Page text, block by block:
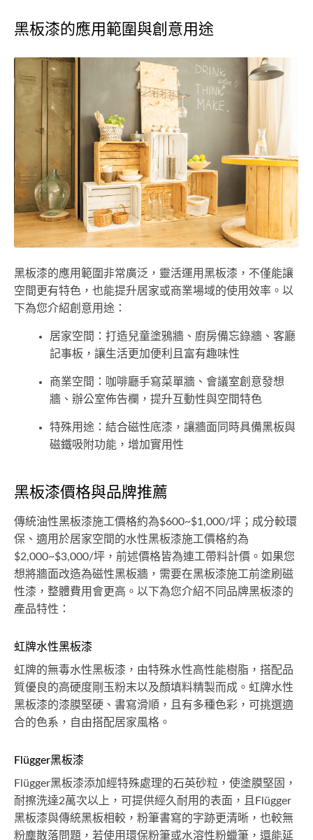
黑板漆的應用範圍與創意用途
黑板漆的應用範圍非常廣泛，靈活運用黑板漆，不僅能讓
空間更有特色，也能提升居家或商業場域的使用效率。以
下為您介紹創意用途：
居家空間：打造兒童塗鴉牆、廚房備忘錄牆、客廳
記事板，讓生活更加便利且富有趣味性
商業空間：咖啡廳手寫菜單牆、會議室創意發想
牆、辦公室佈告欄，提升互動性與空間特色
特殊用途：結合磁性底漆，讓牆面同時具備黑板與
磁鐵吸附功能，增加實用性
黑板漆價格與品牌推薦
傳統油性黑板漆施工價格約為$600~$1,000/坪；成分較環
保、適用於居家空間的水性黑板漆施工價格約為
$2,000~$3,000/坪，前述價格皆為連工帶料計價。如果您
想將牆面改造為磁性黑板牆，需要在黑板漆施工前塗刷磁
性漆，整體費用會更高。以下為您介紹不同品牌黑板漆的
產品特性：
虹牌水性黑板漆
虹牌的無毒水性黑板漆，由特殊水性高性能樹脂，搭配品
質優良的高硬度剛玉粉末以及顏填料精製而成。虹牌水性
黑板漆的漆膜堅硬、書寫滑順，且有多種色彩，可挑選適
合的色系，自由搭配居家風格。
Flügger黑板漆
Flügger黑板漆添加經特殊處理的石英砂粒，使塗膜堅固，
耐擦洗達2萬次以上，可提供經久耐用的表面，且Flügger
黑板漆與傳統黑板相較，粉筆書寫的字跡更清晰，也較無
粉塵散落問題，若使用環保粉筆或水溶性粉蠟筆，還能延